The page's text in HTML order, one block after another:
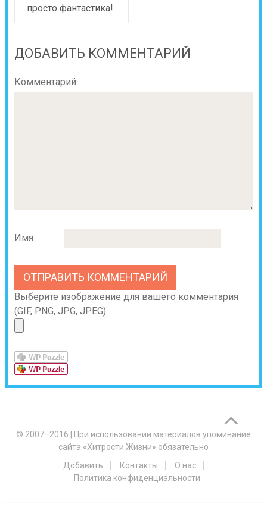
просто фантастика!
ДОБАВИТЬ КОММЕНТАРИЙ
Комментарий
Имя
Выберите изображение для вашего комментария
(GIF, PNG, JPG, JPEG):
© 2007–2016
При использовании материалов упоминание
сайта «Хитрости Жизни» обязательно
Добавить
Контакты
О нас
Политика конфиденциальности